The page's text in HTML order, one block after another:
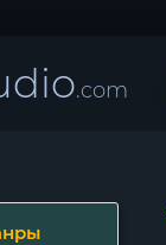
.com